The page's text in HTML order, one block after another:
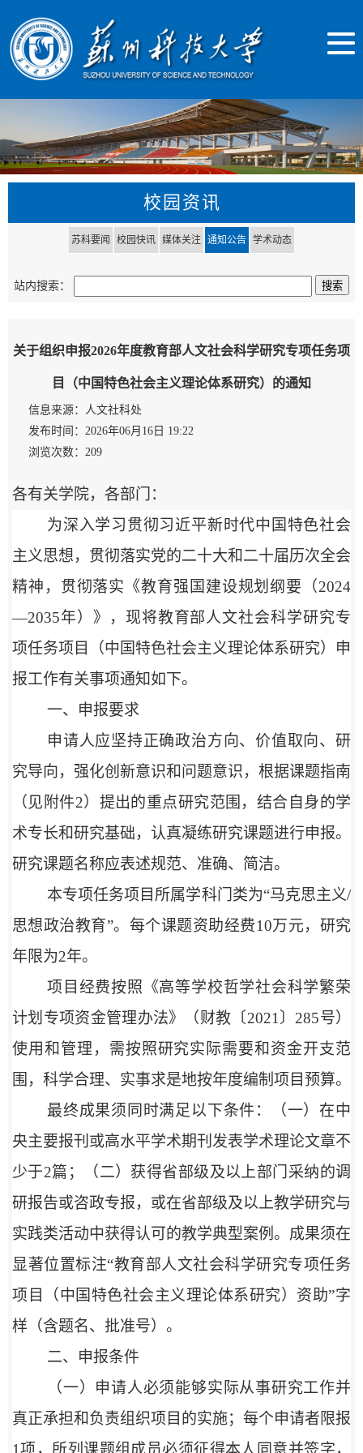
校园资讯
苏科要闻 校园快讯 媒体关注 通知公告 学术动态
站内搜索：
关于组织申报2026年度教育部人文社会科学研究专项任务项
目（中国特色社会主义理论体系研究）的通知
信息来源：人文社科处
发布时间：2026年06月16日 19:22
浏览次数： 209
各有关学院，各部门：
为深入学习贯彻习近平新时代中国特色社会
主义思想，贯彻落实党的二十大和二十届历次全会
精神，贯彻落实《教育强国建设规划纲要（2024
—2035年）》，现将教育部人文社会科学研究专
项任务项目（中国特色社会主义理论体系研究）申
报工作有关事项通知如下。
一、申报要求
申请人应坚持正确政治方向、价值取向、研
究导向，强化创新意识和问题意识，根据课题指南
（见附件2）提出的重点研究范围，结合自身的学
术专长和研究基础，认真凝练研究课题进行申报。
研究课题名称应表述规范、准确、简洁。
本专项任务项目所属学科门类为“马克思主义/
思想政治教育”。每个课题资助经费10万元，研究
年限为2年。
项目经费按照《高等学校哲学社会科学繁荣
计划专项资金管理办法》（财教〔2021〕285号）
使用和管理，需按照研究实际需要和资金开支范
围，科学合理、实事求是地按年度编制项目预算。
最终成果须同时满足以下条件：（一）在中
央主要报刊或高水平学术期刊发表学术理论文章不
少于2篇；（二）获得省部级及以上部门采纳的调
研报告或咨政专报，或在省部级及以上教学研究与
实践类活动中获得认可的教学典型案例。成果须在
显著位置标注“教育部人文社会科学研究专项任务
项目（中国特色社会主义理论体系研究）资助”字
样（含题名、批准号）。
二、申报条件
（一）申请人必须能够实际从事研究工作并
真正承担和负责组织项目的实施；每个申请者限报